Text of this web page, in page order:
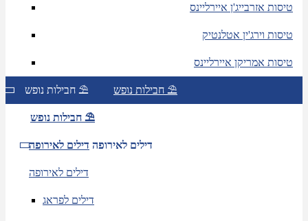
טיסות אזרבייג'ן איירליינס
טיסות וירג'ין אטלנטיק
טיסות אמריקן איירליינס
חבילות נופש ⛱ חבילות נופש ⛱
חבילות נופש ⛱
דילים לאירופה דילים לאירופה
דילים לאירופה
דילים לפראג